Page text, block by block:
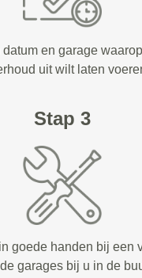
datum en garage
uit wilt laten
Stap 3
goede handen bij een
garages bij u in de